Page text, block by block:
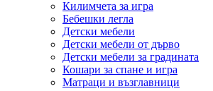
Килимчета за игра
Бебешки легла
Детски мебели
Детски мебели от дърво
Детски мебели за градината
Кошари за спане и игра
Матраци и възглавници